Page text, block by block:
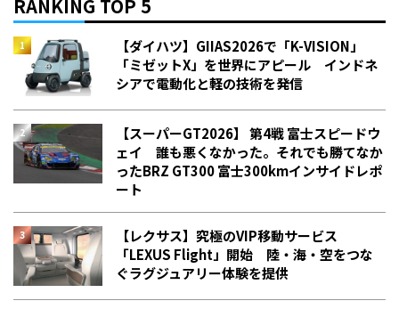
RANKING TOP 5
【ダイハツ】GIIAS2026で「K-VISION」
「ミゼットX」を世界にアピール インドネ
シアで電動化と軽の技術を発信
【スーパーGT2026】 第4戦 富士スピードウ
ェイ 誰も悪くなかった。それでも勝てなか
った――BRZ GT300 富士300kmインサイドレポ
ート
【レクサス】究極のVIP移動サービス
「LEXUS Flight」開始 陸・海・空をつな
ぐラグジュアリー体験を提供